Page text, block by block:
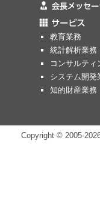
教育業務
統計解析業務
コンサルティ
システム開発
知的財産業務
Copyright © 2005-